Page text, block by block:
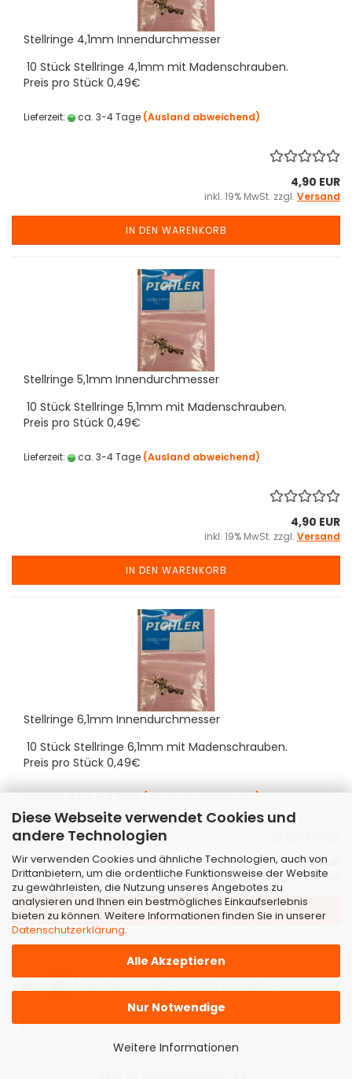
Diese Webseite verwendet Cookies und
andere Technologien
Wir verwenden Cookies und ähnliche Technologien, auch von
Drittanbietern, um die ordentliche Funktionsweise der Website
zu gewährleisten, die Nutzung unseres Angebotes zu
analysieren und Ihnen ein bestmögliches Einkaufserlebnis
bieten zu können. Weitere Informationen finden Sie in unserer
Datenschutzerklärung.
Alle Akzeptieren
Nur Notwendige
Weitere Informationen
Stellringe 4,1mm Innendurchmesser
10 Stück Stellringe 4,1mm mit Madenschrauben.
Preis pro Stück 0,49€
Lieferzeit: ca. 3-4 Tage (Ausland abweichend)
4,90 EUR
inkl. 19% MwSt. zzgl. Versand
IN DEN WARENKORB
Stellringe 5,1mm Innendurchmesser
10 Stück Stellringe 5,1mm mit Madenschrauben.
Preis pro Stück 0,49€
Lieferzeit: ca. 3-4 Tage (Ausland abweichend)
4,90 EUR
inkl. 19% MwSt. zzgl. Versand
IN DEN WARENKORB
Stellringe 6,1mm Innendurchmesser
10 Stück Stellringe 6,1mm mit Madenschrauben.
Preis pro Stück 0,49€
Lieferzeit: ca. 3-4 Tage(Ausland abweichend)
4,90 EUR
inkl. 19% MwSt. zzgl.Versand
IN DEN WARENKORB
1